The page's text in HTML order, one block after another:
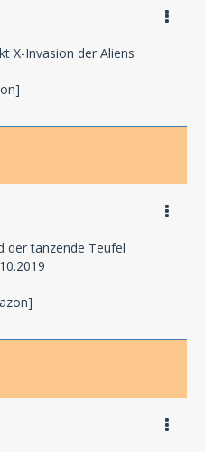
X-Invasion der Aliens
der tanzende Teufel